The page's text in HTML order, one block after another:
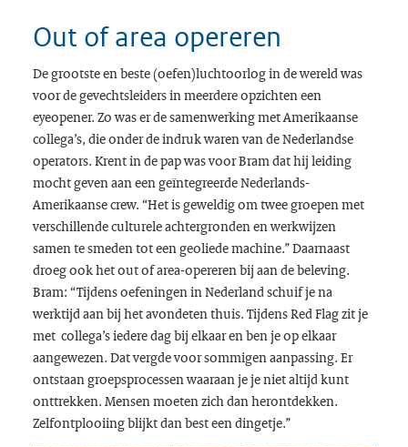
Out of area opereren
De grootste en beste (oefen)luchtoorlog in de wereld was
voor de gevechtsleiders in meerdere opzichten een
eyeopener. Zo was er de samenwerking met Amerikaanse
collega’s, die onder de indruk waren van de Nederlandse
operators. Krent in de pap was voor Bram dat hij leiding
mocht geven aan een geïntegreerde Nederlands-
Amerikaanse crew. “Het is geweldig om twee groepen met
verschillende culturele achtergronden en werkwijzen
samen te smeden tot een geoliede machine.” Daarnaast
droeg ook het out of area-opereren bij aan de beleving.
Bram: “Tijdens oefeningen in Nederland schuif je na
werktijd aan bij het avondeten thuis. Tijdens Red Flag zit je
met collega’s iedere dag bij elkaar en ben je op elkaar
aangewezen. Dat vergde voor sommigen aanpassing. Er
ontstaan groepsprocessen waaraan je je niet altijd kunt
onttrekken. Mensen moeten zich dan herontdekken.
Zelfontplooiing blijkt dan best een dingetje.”